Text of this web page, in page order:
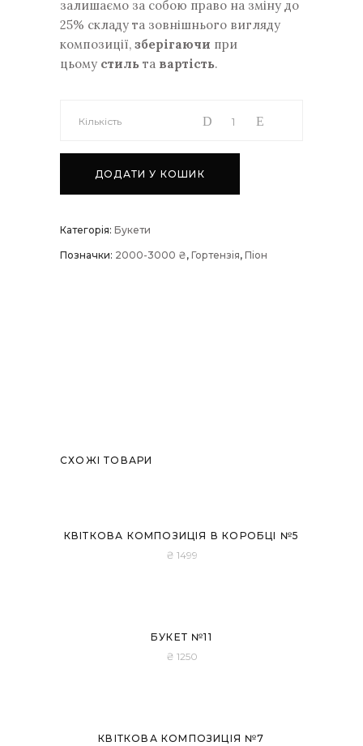
залишаємо за собою право на зміну до
25% складу та зовнішнього вигляду
композиції, зберігаючи при
цьому стиль та вартість.
Букет
Кількість
ДОДАТИ У КОШИК
Категорія: Букети
Позначки: 2000-3000 ₴, Гортензія, Піон
СХОЖІ ТОВАРИ
КВІТКОВА КОМПОЗИЦІЯ В КОРОБЦІ №5
₴ 1499
БУКЕТ №11
₴ 1250
КВІТКОВА КОМПОЗИЦІЯ №7